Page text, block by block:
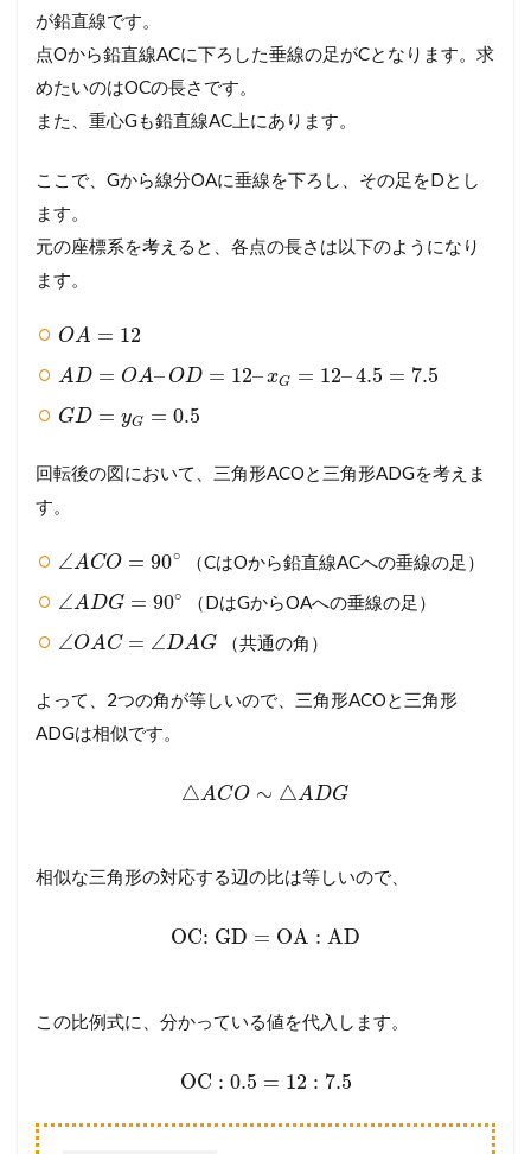
が鉛直線です。
点Oから鉛直線ACに下ろした垂線の足がCとなります。求
めたいのはOCの長さです。
また、重心Gも鉛直線AC上にあります。
ここで、Gから線分OAに垂線を下ろし、その足をDとし
ます。
元の座標系を考えると、各点の長さは以下のようになり
ます。
OA = 12
AD = OA– OD = 12–xG = 12–4.5 = 7.5
GD = yG = 0.5
回転後の図において、三角形ACOと三角形ADGを考えま
す。
∠ACO = 90∘ （CはOから鉛直線ACへの垂線の足）
∠ADG = 90∘ （DはGからOAへの垂線の足）
∠OAC = ∠DAG （共通の角）
よって、2つの角が等しいので、三角形ACOと三角形
ADGは相似です。
△ACO ∼ △ADG
相似な三角形の対応する辺の比は等しいので、
OC: GD = OA : AD
この比例式に、分かっている値を代入します。
OC : 0.5 = 12 : 7.5